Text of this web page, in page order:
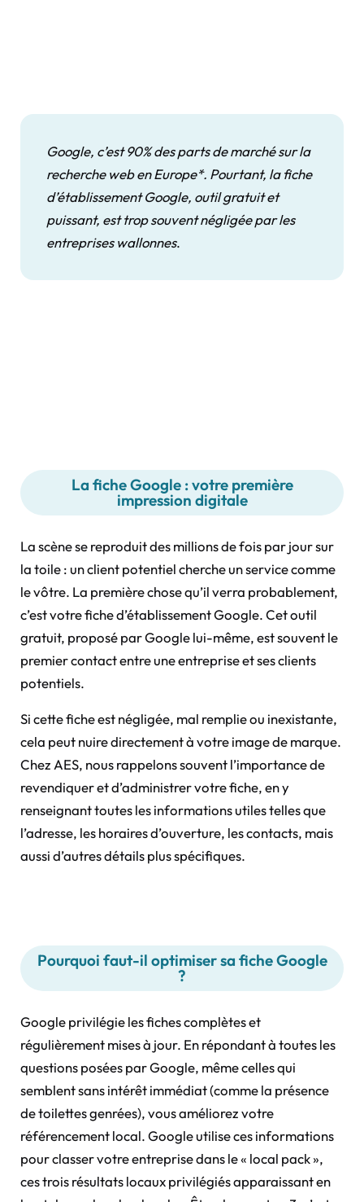
Google, c’est 90% des parts de marché sur la
recherche web en Europe*. Pourtant, la fiche
d’établissement Google, outil gratuit et
puissant, est trop souvent négligée par les
entreprises wallonnes.
La fiche Google : votre première
impression digitale
La scène se reproduit des millions de fois par jour sur
la toile : un client potentiel cherche un service comme
le vôtre. La première chose qu’il verra probablement,
c’est votre fiche d’établissement Google. Cet outil
gratuit, proposé par Google lui-même, est souvent le
premier contact entre une entreprise et ses clients
potentiels.
Si cette fiche est négligée, mal remplie ou inexistante,
cela peut nuire directement à votre image de marque.
Chez AES, nous rappelons souvent l’importance de
revendiquer et d’administrer votre fiche, en y
renseignant toutes les informations utiles telles que
l’adresse, les horaires d’ouverture, les contacts, mais
aussi d’autres détails plus spécifiques.
Pourquoi faut-il optimiser sa fiche Google
?
Google privilégie les fiches complètes et
régulièrement mises à jour. En répondant à toutes les
questions posées par Google, même celles qui
semblent sans intérêt immédiat (comme la présence
de toilettes genrées), vous améliorez votre
référencement local. Google utilise ces informations
pour classer votre entreprise dans le « local pack »,
ces trois résultats locaux privilégiés apparaissant en